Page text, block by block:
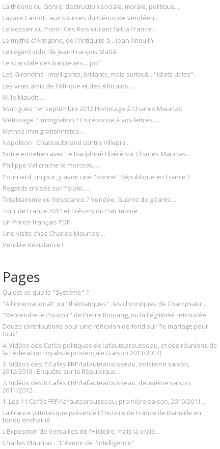
La théorie du Genre, destruction sociale, morale, politique....
Lazare Carnot : aux sources du Génocide vendéen...
Le dossier du Point : Ces Rois qui ont fait la France...
Le mythe d'Antigone, de l'Antiquité à... Jean Anouilh.
Le regard vide, de Jean-François Mattéi
Le scandale des banlieues.....pdf
Les Girondins : intelligents, brillants, mais surtout... "idiots utiles".
Les vrais amis de l'Afrique et des Africains.....
M. le Maudit....
Martigues 1er septembre 2012 Hommage à Charles Maurras
Métissage ? Immigration ? En réponse à vos lettres.....
Mythes immigrationnistes....
Napoléon : Chateaubriand contre Villepin...
Notre entretien avec Le Dauphiné Libéré sur Charles Maurras...
Philippe Val crache le morceau.....
Pourrait-il, un jour, y avoir une "bonne" République en France ?
Regards croisés sur l'Islam.....
Totalitarisme ou Résistance ? Vendée, Guerre de géants.....
Tour de France 2011 et Trésors du Patrimoine
Un Prince français PDF
Une visite chez Charles Maurras....
Vendée Résistance !
Pages
Qu'est-ce que le "Système" ?
"A l'international" ou "thématiques", les chroniques de Champsaur...
"Reprendre le Pouvoir" de Pierre Boutang, ou la Légitimité retrouvée
Douze contributions pour une réflexion de fond sur "le mariage pour
tous"
4. Vidéos des Cafés politiques de lafautearousseau, et des réunions de
la Fédération royaliste provençale (saison 2013/2014)
3. Vidéos des 7 Cafés FRP/lafautearousseau, troisième saison,
2012/2013 : Enquête sur la République...
2. Vidéos des 8 Cafés FRP/lafautearousseau, deuxième saison,
2011/2012...
1. Les 11 Cafés FRP/lafautearousseau, première saison, 2010/2011...
La France pittoresque présente L'Histoire de France de Bainville en
fondu enchaîné
L'Exposition de Versailles dit l'Histoire, mais la vraie...
Charles Maurras : "L'Avenir de l'Intelligence"